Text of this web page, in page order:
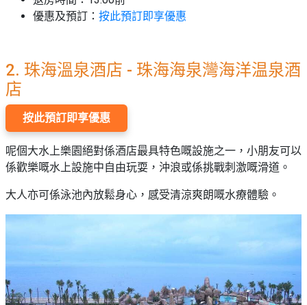
優惠及預訂： 按此預訂即享優惠
2. 珠海溫泉酒店 - 珠海海泉灣海洋温泉酒
店
按此預訂即享優惠
呢個大水上樂園絕對係酒店最具特色嘅設施之一，小朋友可以
係歡樂嘅水上設施中自由玩耍，沖浪或係挑戰刺激嘅滑道。
大人亦可係泳池內放鬆身心，感受清涼爽朗嘅水療體驗。